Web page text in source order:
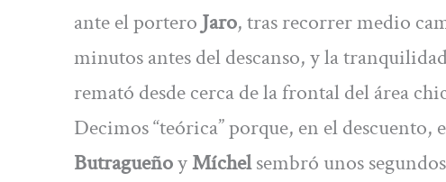
ante el portero Jaro, tras recorrer medio
minutos antes del descanso, y la
remató desde cerca de la frontal del área
Decimos “teórica” porque, en el
ButragueñoyMíchelsembró unos